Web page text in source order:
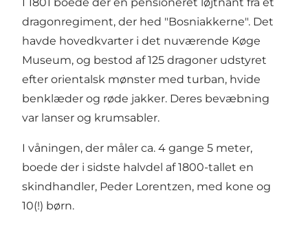
dragonregiment, der hed "Bosniakkerne". Det
havde hovedkvarter i det nuværende Køge
Museum, og bestod af 125 dragoner udstyret
efter orientalsk mønster med turban, hvide
benklæder og røde jakker. Deres bevæbning
var lanser og krumsabler.
I våningen, der måler ca. 4 gange 5 meter,
boede der i sidste halvdel af 1800-tallet en
skindhandler, Peder Lorentzen, med kone og
10(!) børn.